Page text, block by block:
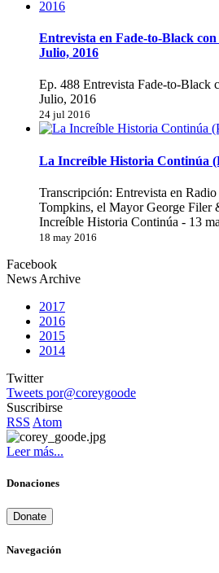
Entrevista en Fade-to-Black
Julio, 2016
Ep. 488 Entrevista Fade-to-Black
Julio, 2016
24 jul 2016
La Increíble Historia Continúa
Transcripción: Entrevista en
Tompkins, el Mayor George Filer
Increíble Historia Continúa - 13
18 may 2016
Facebook
News Archive
2017
2016
2015
2014
Twitter
Tweets por@coreygoode
Suscribirse
RSS Atom
Leer más...
Donaciones
Donate
Navegación